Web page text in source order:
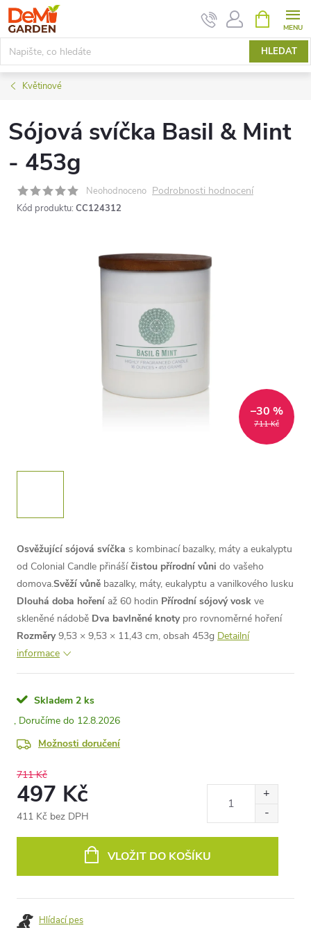
Přejít
na
obsah
HLEDAT
NÁKUPNÍ
KOŠÍK
Květinové
Sójová svíčka Basil & Mint
- 453g
Neohodnoceno Podrobnosti hodnocení
Kód produktu: CC124312
711 Kč
–30 %
Osvěžující sójová svíčka s kombinací bazalky, máty a eukalyptu
od Colonial Candle přinášíčistou přírodní vůni do vašeho
domova.Svěží vůně bazalky, máty, eukalyptu a vanilkového lusku
Dlouhá doba hoření až 60 hodin Přírodní sójový vosk ve
skleněné nádobě Dva bavlněné knotypro rovnoměrné hoření
Rozměry9,53 × 9,53 × 11,43 cm, obsah 453g Detailní
informace
Skladem 2 ks
12.8.2026
Možnosti doručení
711 Kč
497 Kč
411 Kč bez DPH
VLOŽIT DO KOŠÍKU
Hlídací pes